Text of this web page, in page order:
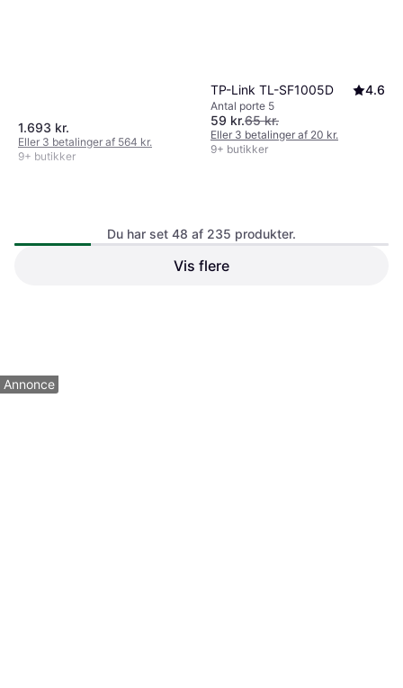
1.693 kr.
Eller 3 betalinger af 564 kr.
9+ butikker
TP-Link TL-SF1005D 4.6
Antal porte 5
59 kr.65 kr.
Eller 3 betalinger af 20 kr.
9+ butikker
Du har set 48 af 235 produkter.
Vis flere
Annonce